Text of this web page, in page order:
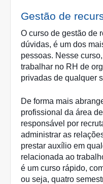
Gestão de
O curso de gestão de
dúvidas, é um dos
pessoas. Nesse
trabalhar no RH de
privadas de qualquer
De forma mais
profissional da área
responsável por
administrar as
prestar auxílio em
relacionada ao
é um curso rápido,
ou seja, quatro